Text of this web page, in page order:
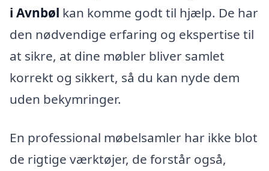
i Avnbøl kan komme godt til hjælp. De har
den nødvendige erfaring og ekspertise til
at sikre, at dine møbler bliver samlet
korrekt og sikkert, så du kan nyde dem
uden bekymringer.
En professional møbelsamler har ikke blot
de rigtige værktøjer, de forstår også,